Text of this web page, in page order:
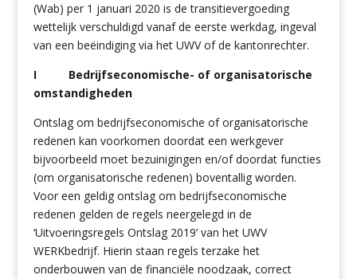
(Wab) per 1 januari 2020 is de transitievergoeding
wettelijk verschuldigd vanaf de eerste werkdag, ingeval
van een beëindiging via het UWV of de kantonrechter.
I Bedrijfseconomische- of organisatorische
omstandigheden
Ontslag om bedrijfseconomische of organisatorische
redenen kan voorkomen doordat een werkgever
bijvoorbeeld moet bezuinigingen en/of doordat functies
(om organisatorische redenen) boventallig worden.
Voor een geldig ontslag om bedrijfseconomische
redenen gelden de regels neergelegd in de
‘Uitvoeringsregels Ontslag 2019’ van het UWV
WERKbedrijf. Hierin staan regels terzake het
onderbouwen van de financiële noodzaak, correct